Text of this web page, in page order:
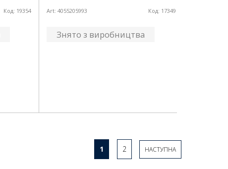
Код: 19354 Art: 4055205993 Код: 17349
Знято з виробництва
1 2 НАСТУПНА